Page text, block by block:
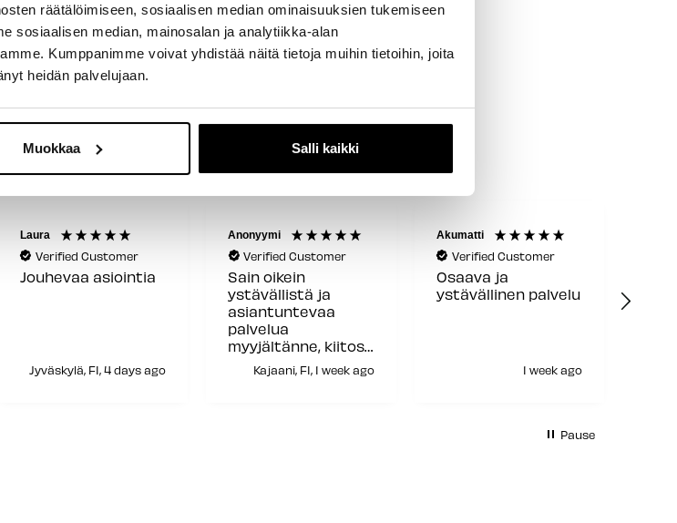
räätälöimiseen, sosiaalisen median ominaisuuksien tukemiseen
sosiaalisen median, mainosalan ja analytiikka-alan
Kumppanimme voivat yhdistää näitä tietoja muihin tietoihin, joita
heidän palvelujaan.
Muokkaa Salli kaikki
Laura
Verified Customer
Jouhevaa asiointia
Jyväskylä, FI, 4 days ago
Anonyymi
Verified Customer
Sain oikein
ystävällistä ja
asiantuntevaa
palvelua
myyjältänne, kiitos
siitä!Kajaani, FI, 1 week ago
Akumatti
Verified Customer
Osaava ja
ystävällinen palvelu
1 week ago
Pause